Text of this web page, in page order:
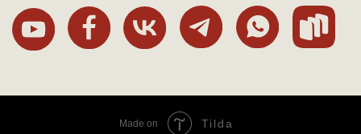
Made on Tilda